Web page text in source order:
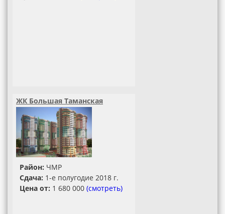
ЖК Большая Таманская
Район: ЧМР
Сдача: 1-е полугодие 2018 г.
Цена от: 1 680 000 (смотреть)